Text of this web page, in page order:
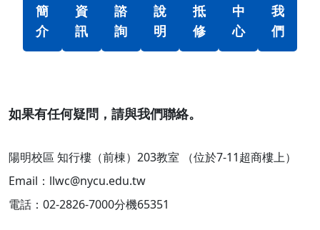
簡
介
資
訊
諮
詢
說
明
抵
修
中
心
我
們
如果有任何疑問，請與我們聯絡。
陽明校區 知行樓（前棟）203教室 （位於7-11超商樓上）
Email：llwc@nycu.edu.tw
電話：02-2826-7000分機65351